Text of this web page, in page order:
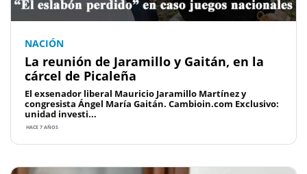
NACIÓN
La reunión de Jaramillo y Gaitán, en la
cárcel de Picaleña
El exsenador liberal Mauricio Jaramillo Martínez y
congresista Ángel María Gaitán. Cambioin.com Exclusivo:
unidad investi...
HACE 7 AÑOS